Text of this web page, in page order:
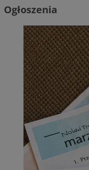
Ogłoszenia